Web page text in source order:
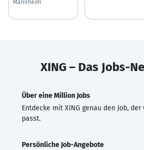
Mannheim
XING – Das Jobs-
Über eine Million Jobs
Entdecke mit XING genau den Job,
passt.
Persönliche Job-Angebote